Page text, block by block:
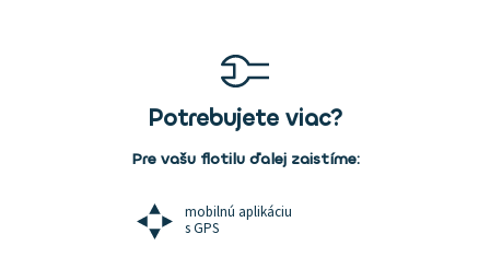
Potrebujete viac?
Pre vašu flotilu ďalej zaistíme:
mobilnú aplikáciu
s GPS